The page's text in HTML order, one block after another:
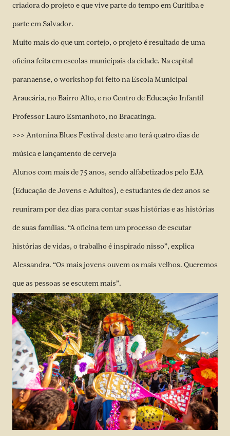
criadora do projeto e que vive parte do tempo em Curitiba e
parte em Salvador.
Muito mais do que um cortejo, o projeto é resultado de uma
oficina feita em escolas municipais da cidade. Na capital
paranaense, o workshop foi feito na Escola Municipal
Araucária, no Bairro Alto, e no Centro de Educação Infantil
Professor Lauro Esmanhoto, no Bracatinga.
>>> Antonina Blues Festival deste ano terá quatro dias de
música e lançamento de cerveja
Alunos com mais de 75 anos, sendo alfabetizados pelo EJA
(Educação de Jovens e Adultos), e estudantes de dez anos se
reuniram por dez dias para contar suas histórias e as histórias
de suas famílias. “A oficina tem um processo de escutar
histórias de vidas, o trabalho é inspirado nisso”, explica
Alessandra. “Os mais jovens ouvem os mais velhos. Queremos
que as pessoas se escutem mais”.